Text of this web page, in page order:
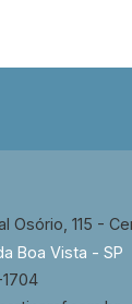
Osório, 115 -
Boa Vista - SP